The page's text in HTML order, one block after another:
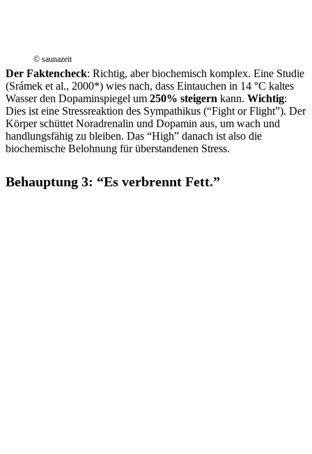
© saunazeit
Der Faktencheck: Richtig, aber biochemisch komplex. Eine Studie
(Srámek et al., 2000*) wies nach, dass Eintauchen in 14 °C kaltes
Wasser den Dopaminspiegel um 250% steigern kann. Wichtig:
Dies ist eine Stressreaktion des Sympathikus (“Fight or Flight”). Der
Körper schüttet Noradrenalin und Dopamin aus, um wach und
handlungsfähig zu bleiben. Das “High” danach ist also die
biochemische Belohnung für überstandenen Stress.
Behauptung 3: “Es verbrennt Fett.”